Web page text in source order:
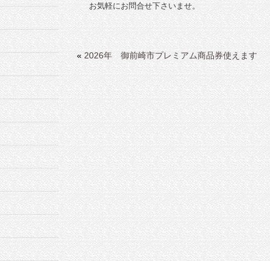
お気軽にお問合せ下さいませ。
«2026年 御前崎市プレミアム商品券使えます